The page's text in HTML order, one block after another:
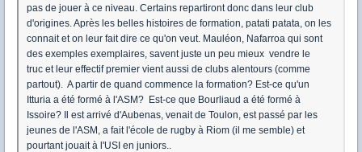
pas de jouer à ce niveau. Certains repartiront donc dans leur club
d'origines. Après les belles histoires de formation, patati patata, on les
connait et on leur fait dire ce qu'on veut. Mauléon, Nafarroa qui sont
des exemples exemplaires, savent juste un peu mieux vendre le
truc et leur effectif premier vient aussi de clubs alentours (comme
partout). A partir de quand commence la formation? Est-ce qu'un
Itturia a été formé à l'ASM? Est-ce que Bourliaud a été formé à
Issoire? Il est arrivé d'Aubenas, venait de Toulon, est passé par les
jeunes de l'ASM, a fait l'école de rugby à Riom (il me semble) et
pourtant jouait à l'USI en juniors..